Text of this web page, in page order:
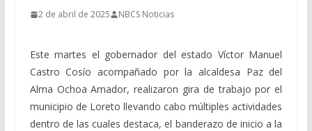
2 de abril de 2025 NBCS Noticias
Este martes el gobernador del estado Víctor Manuel
Castro Cosío acompañado por la alcaldesa Paz del
Alma Ochoa Amador, realizaron gira de trabajo por el
municipio de Loreto llevando cabo múltiples actividades
dentro de las cuales destaca, el banderazo de inicio a la